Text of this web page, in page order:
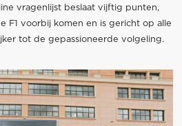
vragenlijst beslaat vijftig punten,
F1 voorbij komen en is gericht op alle
tot de gepassioneerde volgeling.